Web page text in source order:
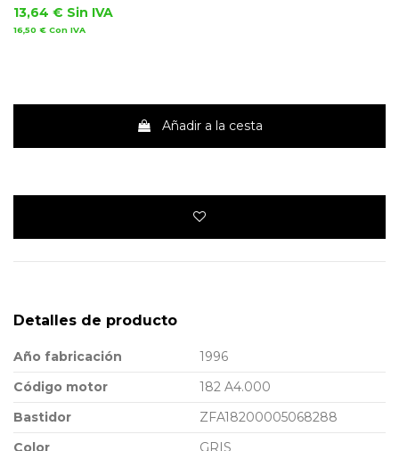
13,64 € Sin IVA
16,50 € Con IVA
Añadir a la cesta
Detalles de producto
Año fabricación
1996
Código motor
182 A4.000
Bastidor
ZFA18200005068288
Color
GRIS